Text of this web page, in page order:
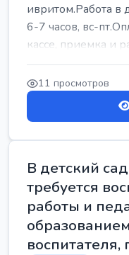
ивритом.Работа в
6-7 часов, вс-
кассе, приемка и
трудоу...
11 просмотров
В детский
требуется
работы и
воспитателя,